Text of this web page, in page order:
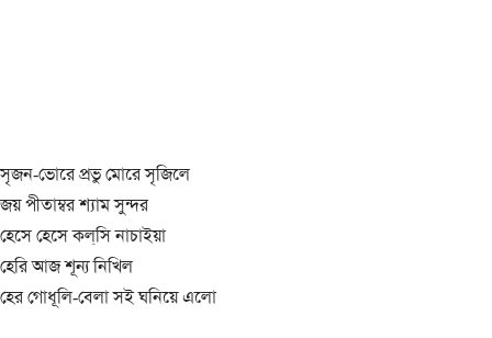
সৃজন-ভোরে প্রভু মোরে সৃজিলে
জয় পীতাম্বর শ্যাম সুন্দর
হেসে হেসে কল্‌সি নাচাইয়া
হেরি আজ শূন্য নিখিল
হের গোধূলি-বেলা সই ঘনিয়ে এলো